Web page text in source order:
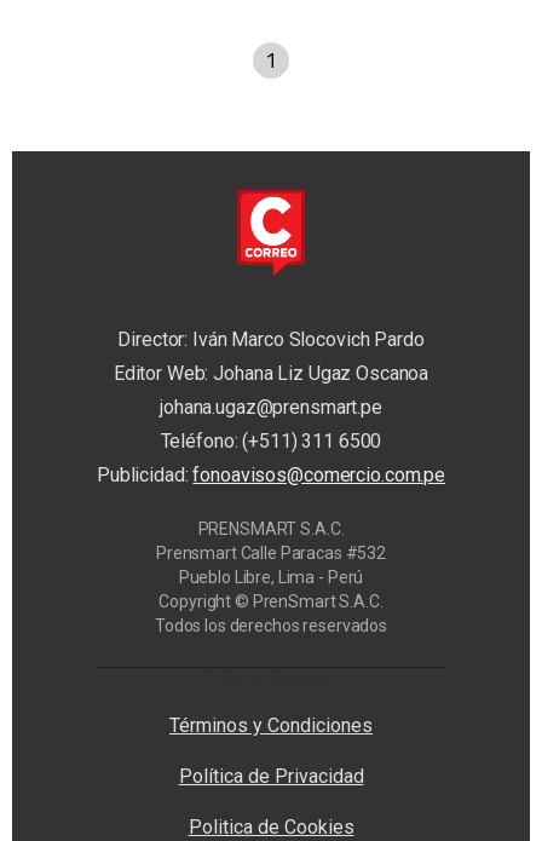
1
Director: Iván Marco Slocovich Pardo
Editor Web: Johana Liz Ugaz Oscanoa
johana.ugaz@prensmart.pe
Teléfono: (+511) 311 6500
Publicidad:fonoavisos@comercio.com.pe
PRENSMART S.A.C.
Prensmart Calle Paracas #532
Pueblo Libre, Lima - Perú
Copyright © PrenSmart S.A.C.
Todos los derechos reservados
Términos y Condiciones
Política de Privacidad
Politica de Cookies